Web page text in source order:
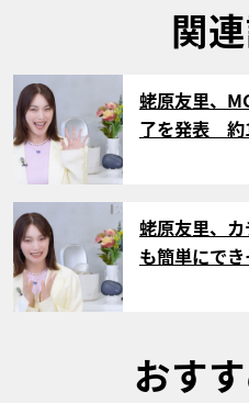
関
サムネイル
蛯原友里、
了を発表 約
サムネイル
蛯原友里、
も簡単にで
おす